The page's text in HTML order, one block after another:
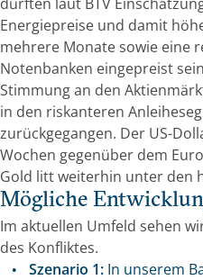
Energiepreise und damit
mehrere Monate sowie eine
Notenbanken eingepreist
Stimmung an den
in den riskanteren
zurückgegangen. Der US-
Wochen gegenüber dem
Gold litt weiterhin unter den
Mögliche
Im aktuellen Umfeld sehen
des Konfliktes.
Szenario 1: In unserem